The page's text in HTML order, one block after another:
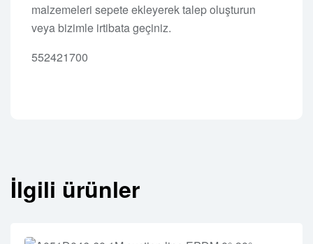
malzemeleri sepete ekleyerek talep oluşturun
veya bizimle irtibata geçiniz.
552421700
İlgili ürünler